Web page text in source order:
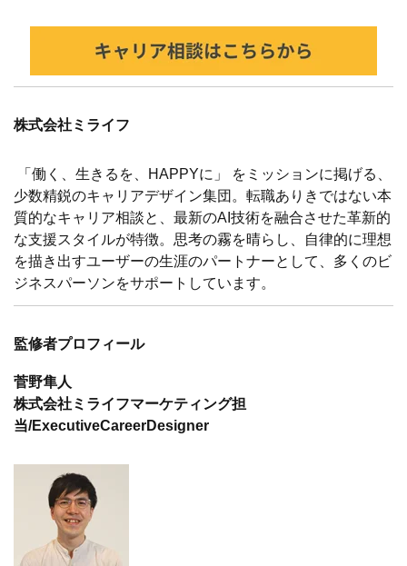
株式会社ミライフ
「働く、生きるを、HAPPYに」 をミッションに掲げる、
少数精鋭のキャリアデザイン集団。転職ありきではない本
質的なキャリア相談と、最新のAI技術を融合させた革新的
な支援スタイルが特徴。思考の霧を晴らし、自律的に理想
を描き出すユーザーの生涯のパートナーとして、多くのビ
ジネスパーソンをサポートしています。
監修者プロフィール
菅野隼人
株式会社ミライフマーケティング担
当/ExecutiveCareerDesigner